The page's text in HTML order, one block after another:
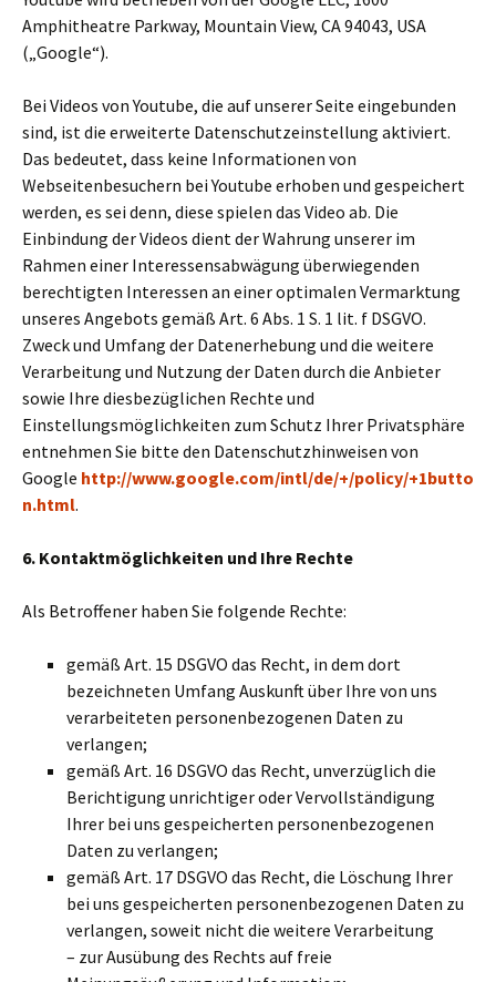
Amphitheatre Parkway, Mountain View, CA 94043, USA
(„Google“).
Bei Videos von Youtube, die auf unserer Seite eingebunden
sind, ist die erweiterte Datenschutzeinstellung aktiviert.
Das bedeutet, dass keine Informationen von
Webseitenbesuchern bei Youtube erhoben und gespeichert
werden, es sei denn, diese spielen das Video ab. Die
Einbindung der Videos dient der Wahrung unserer im
Rahmen einer Interessensabwägung überwiegenden
berechtigten Interessen an einer optimalen Vermarktung
unseres Angebots gemäß Art. 6 Abs. 1 S. 1 lit. f DSGVO.
Zweck und Umfang der Datenerhebung und die weitere
Verarbeitung und Nutzung der Daten durch die Anbieter
sowie Ihre diesbezüglichen Rechte und
Einstellungsmöglichkeiten zum Schutz Ihrer Privatsphäre
entnehmen Sie bitte den Datenschutzhinweisen von
Google http://www.google.com/intl/de/+/policy/+1butto
n.html.
6. Kontaktmöglichkeiten und Ihre Rechte
Als Betroffener haben Sie folgende Rechte:
gemäß Art. 15 DSGVO das Recht, in dem dort
bezeichneten Umfang Auskunft über Ihre von uns
verarbeiteten personenbezogenen Daten zu
verlangen;
gemäß Art. 16 DSGVO das Recht, unverzüglich die
Berichtigung unrichtiger oder Vervollständigung
Ihrer bei uns gespeicherten personenbezogenen
Daten zu verlangen;
gemäß Art. 17 DSGVO das Recht, die Löschung Ihrer
bei uns gespeicherten personenbezogenen Daten zu
verlangen, soweit nicht die weitere Verarbeitung
– zur Ausübung des Rechts auf freie